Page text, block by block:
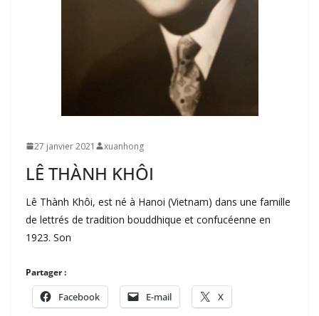
27 janvier 2021 xuanhong
LÊ THÀNH KHÔI
Lê Thành Khôi, est né à Hanoi (Vietnam) dans une famille
de lettrés de tradition bouddhique et confucéenne en
1923. Son
Partager :
Facebook E-mail X